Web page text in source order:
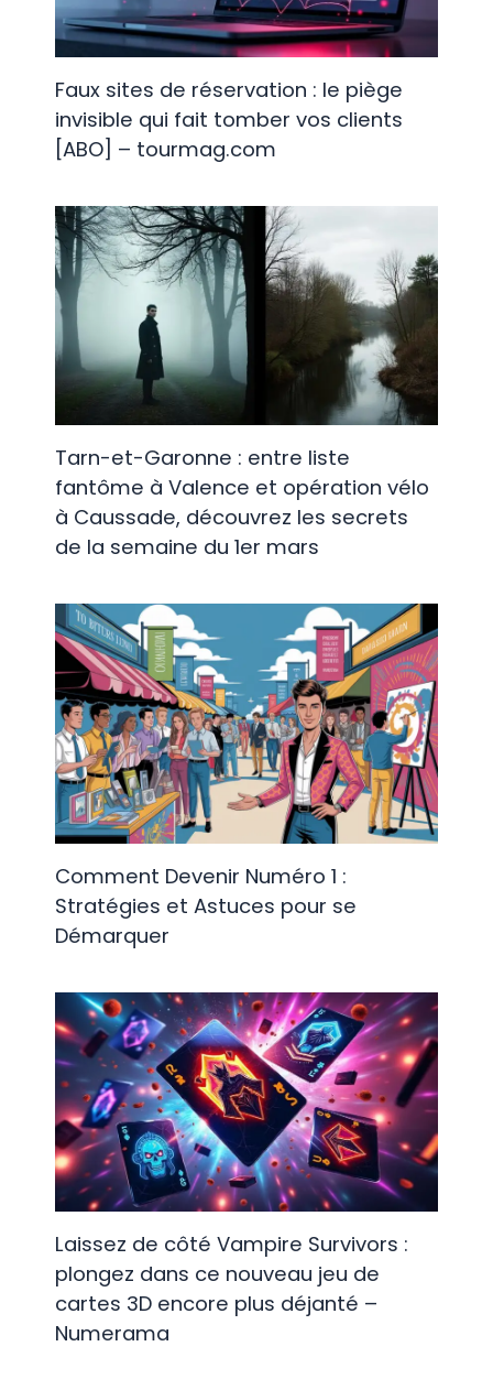
Faux sites de réservation : le piège
invisible qui fait tomber vos clients
[ABO] – tourmag.com
Tarn-et-Garonne : entre liste
fantôme à Valence et opération vélo
à Caussade, découvrez les secrets
de la semaine du 1er mars
Comment Devenir Numéro 1 :
Stratégies et Astuces pour se
Démarquer
Laissez de côté Vampire Survivors :
plongez dans ce nouveau jeu de
cartes 3D encore plus déjanté –
Numerama